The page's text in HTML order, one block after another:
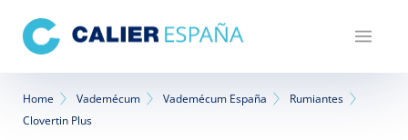
contenido
principal
Sobrescribir
Home Vademécum Vademécum España
Rumiantes
Clovertin Plus